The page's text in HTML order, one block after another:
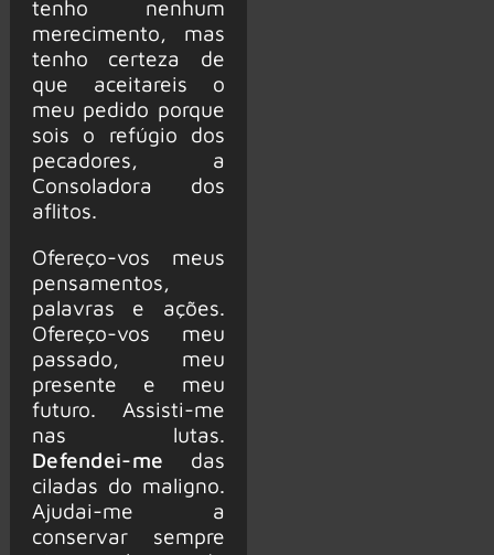
tenho nenhum
merecimento, mas
tenho certeza de
que aceitareis o
meu pedido porque
sois o refúgio dos
pecadores, a
Consoladora dos
aflitos.
Ofereço-vos meus
pensamentos,
palavras e ações.
Ofereço-vos meu
passado, meu
presente e meu
futuro. Assisti-me
nas lutas.
Defendei-me das
ciladas do maligno.
Ajudai-me a
conservar sempre